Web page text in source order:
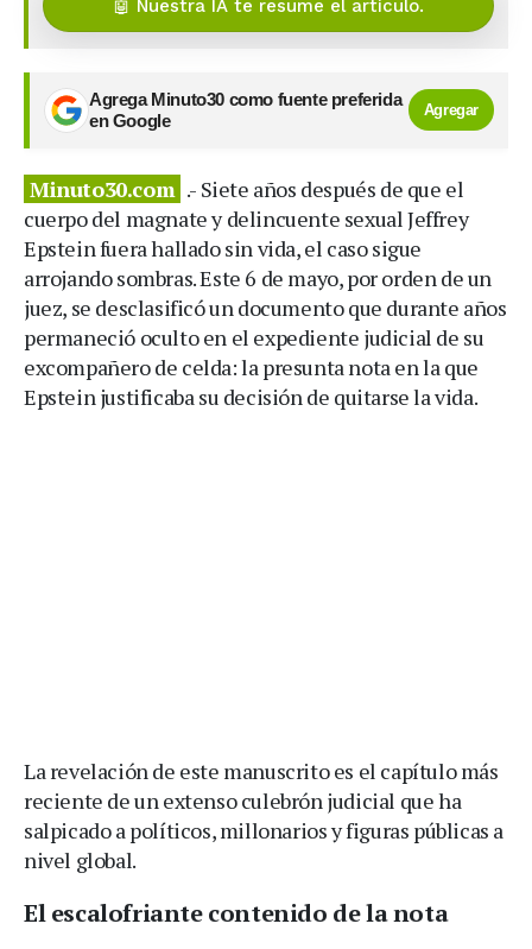
🤖 Nuestra IA te resume el artículo.
Agrega Minuto30 como fuente preferida
en Google
Agregar
Minuto30.com .- Siete años después de que el
cuerpo del magnate y delincuente sexual Jeffrey
Epstein fuera hallado sin vida, el caso sigue
arrojando sombras. Este 6 de mayo, por orden de un
juez, se desclasificó un documento que durante años
permaneció oculto en el expediente judicial de su
excompañero de celda: la presunta nota en la que
Epstein justificaba su decisión de quitarse la vida.
La revelación de este manuscrito es el capítulo más
reciente de un extenso culebrón judicial que ha
salpicado a políticos, millonarios y figuras públicas a
nivel global.
El escalofriante contenido de la nota